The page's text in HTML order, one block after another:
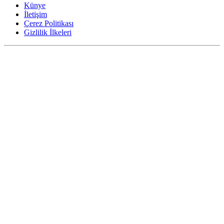
Künye
İletişim
Çerez Politikası
Gizlilik İlkeleri